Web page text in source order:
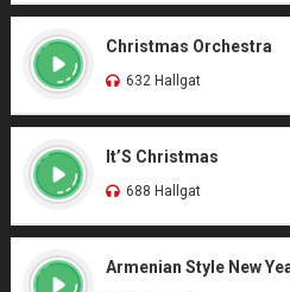
Christmas Orchestra
632 Hallgat
It’S Christmas
688 Hallgat
Armenian Style New